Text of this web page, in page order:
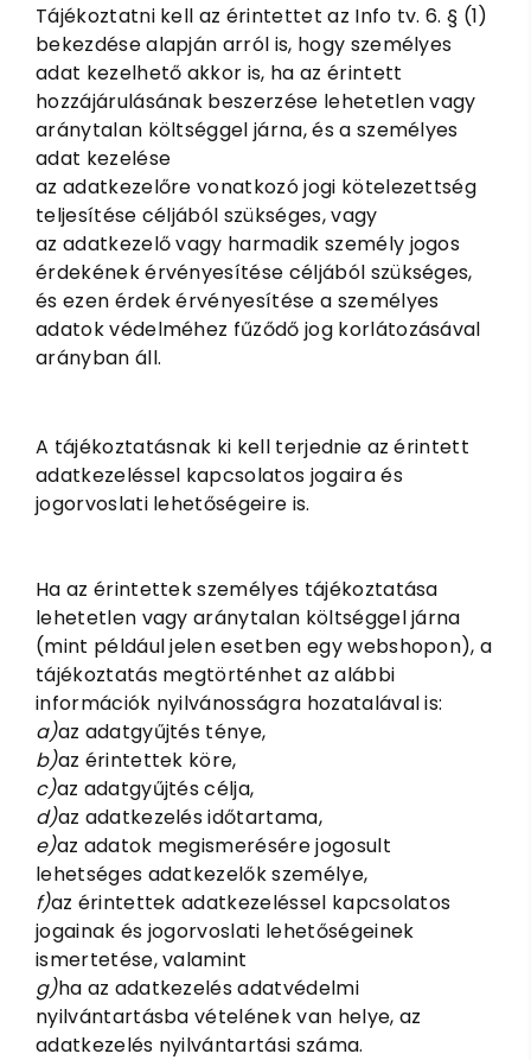
Tájékoztatni kell az érintettet az Info tv. 6. § (1)
bekezdése alapján arról is, hogy személyes
adat kezelhető akkor is, ha az érintett
hozzájárulásának beszerzése lehetetlen vagy
aránytalan költséggel járna, és a személyes
adat kezelése
az adatkezelőre vonatkozó jogi kötelezettség
teljesítése céljából szükséges, vagy
az adatkezelő vagy harmadik személy jogos
érdekének érvényesítése céljából szükséges,
és ezen érdek érvényesítése a személyes
adatok védelméhez fűződő jog korlátozásával
arányban áll.
A tájékoztatásnak ki kell terjednie az érintett
adatkezeléssel kapcsolatos jogaira és
jogorvoslati lehetőségeire is.
Ha az érintettek személyes tájékoztatása
lehetetlen vagy aránytalan költséggel járna
(mint például jelen esetben egy webshopon), a
tájékoztatás megtörténhet az alábbi
információk nyilvánosságra hozatalával is:
a)az adatgyűjtés ténye,
b)az érintettek köre,
c)az adatgyűjtés célja,
d)az adatkezelés időtartama,
e)az adatok megismerésére jogosult
lehetséges adatkezelők személye,
f)az érintettek adatkezeléssel kapcsolatos
jogainak és jogorvoslati lehetőségeinek
ismertetése, valamint
g)ha az adatkezelés adatvédelmi
nyilvántartásba vételének van helye, az
adatkezelés nyilvántartási száma.